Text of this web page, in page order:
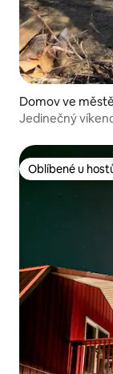
Domov ve
Jedinečný
Oblíbené u
Oblíbené u